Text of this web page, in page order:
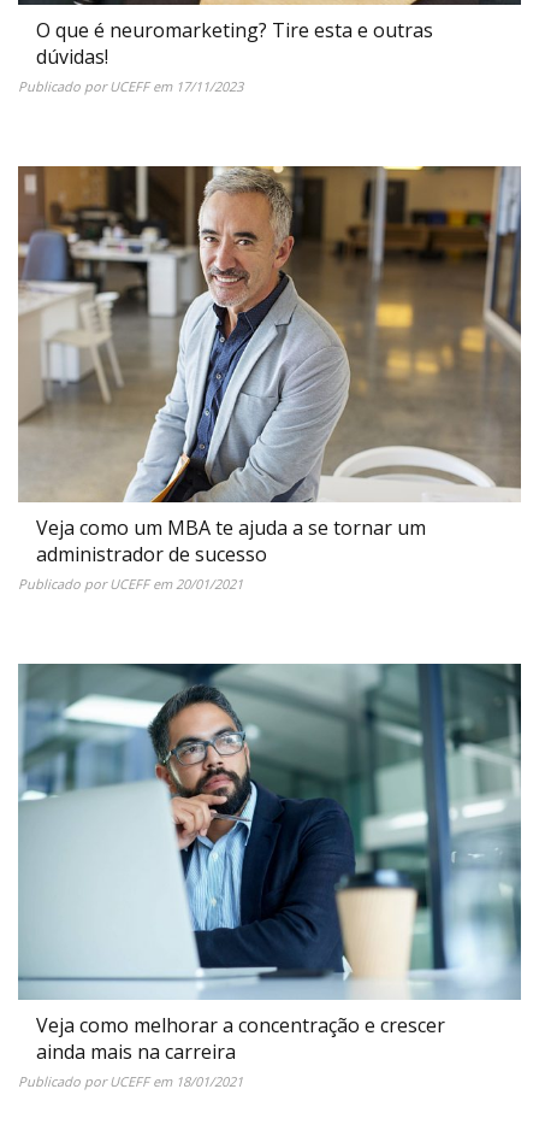
O que é neuromarketing? Tire esta e outras
dúvidas!
Publicado porUCEFFem 17/11/2023
Veja como um MBA te ajuda a se tornar um
administrador de sucesso
Publicado porUCEFFem 20/01/2021
Veja como melhorar a concentração e crescer
ainda mais na carreira
Publicado porUCEFFem 18/01/2021